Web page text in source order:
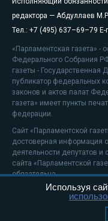
редактора — Абдуллаев М.Р.
Тел.: +7 (495) 637–69–79 E-
«Парламентская газета»
Федерального Собрания
газеты -
публикатор федеральных
законов и актов палат
газета» имеет пункты
федерации.
Сайт «Парламентской
достоверная информация
деятельности депутатов
сайта «Парламентской
обязательна.
На информационном
Положение о защите
Используя